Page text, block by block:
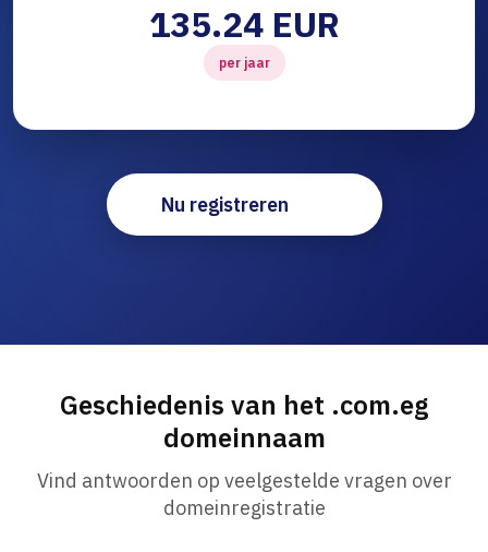
135.24 EUR
per jaar
Nu registreren
Geschiedenis van het .com.eg
domeinnaam
Vind antwoorden op veelgestelde vragen over
domeinregistratie